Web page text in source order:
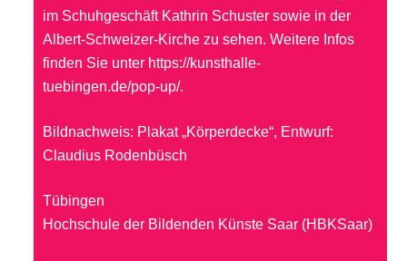
im Schuhgeschäft Kathrin Schuster sowie in der
Albert-Schweizer-Kirche zu sehen. Weitere Infos
finden Sie unter https://kunsthalle-
tuebingen.de/pop-up/.
Bildnachweis: Plakat „Körperdecke“, Entwurf:
Claudius Rodenbüsch
Tübingen
Hochschule der Bildenden Künste Saar (HBKSaar)